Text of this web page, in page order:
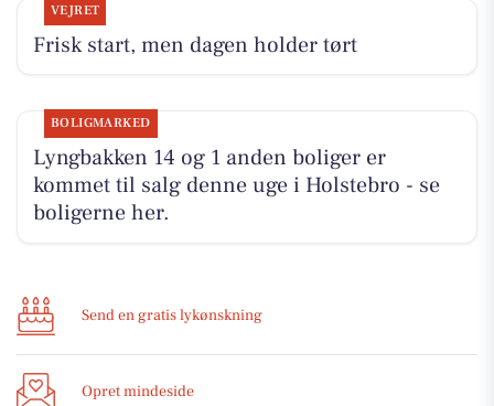
VEJRET
Frisk start, men dagen holder tørt
BOLIGMARKED
Lyngbakken 14 og 1 anden boliger er
kommet til salg denne uge i Holstebro - se
boligerne her.
Send en gratis lykønskning
Opret mindeside